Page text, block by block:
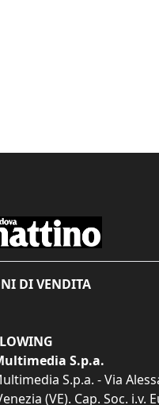
DI VENDITA
S.p.a.
S.p.a. - Via
(VE). Cap. Soc. i.v.